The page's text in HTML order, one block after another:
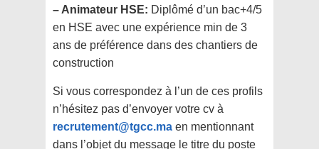
– Animateur HSE: Diplômé d’un bac+4/5
en HSE avec une expérience min de 3
ans de préférence dans des chantiers de
construction
Si vous correspondez à l’un de ces profils
n’hésitez pas d’envoyer votre cv à
recrutement@tgcc.ma en mentionnant
dans l’objet du message le titre du poste